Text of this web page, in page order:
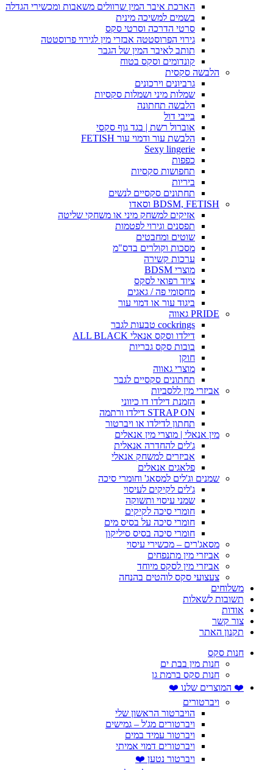
הארכת איבר המין שרוולים משאבות ומכשירי הגדלה
בשמים למשיכה מינית
סרטי הדרכה וסרטי סקס
גירוי הפרוסטטה אבזרי מין לגירוי פרוסטטה
תותב לאיבר המין של הגבר
קונדומים וסקס בטוח
הלבשה סקסית
גרביונים וירכונים
שמלות מיני ושמלות סקסיות
הלבשה תחתונה
בייבי דול
אוברול רשת | בגד גוף סקסי
הלבשת עור ודמוי עור FETISH
Sexy lingerie
כפפות
תחפושות סקסיות
ביריות
תחתונים סקסיים לנשים
BDSM, FETISH וסאדו
אזיקים למשחק מיני או משחקי שליטה
תפסנים וגירוי לפטמות
שוטים ומחבטים
מסכות וקולרים בדס"מ
ערכות קשירה
מוצרי BDSM
ציוד רפואי לסקס
מחסומי פה / גאגים
ביגוד עור או דמוי עור
PRIDE גאווה
cockrings טבעות לגבר
דילדו וסקס אנאלי ALL BLACK
בובות סקס גבריות
חוקן
מוצרי גאווה
תחתונים סקסיים לגבר
אביזרי מין ללסביות
הזמנת דילדו דו כיווני
STRAP ON דילדו ורתמה
תחתון לדילדו או ויברטור
מין אנאלי | מוצרי מין אנאלים
ג'לים להחדרה אנאלית
אביזרים למשחק אנאלי
פלאגים אנאלים
שמנים וג'לים למסאג' וחומרי סיכה
ג'לים לקיקים לעיסוי
שמני עיסוי ותשוקה
חומרי סיכה לקיקים
חומרי סיכה על בסיס מים
חומרי סיכה בסיס סיליקון
מסאג'רים – מכשירי עיסוי
אביזרי מין מתנפחים
אביזרי מין לסקס מיוחד
צעצועי סקס לוהטים בהנחה
משלוחים
תשובות לשאלות
אודות
צור קשר
תקנון האתר
חנות סקס
חנות מין בבת ים
חנות סקס ברמת גן
❤️ המוצרים שלנו ❤️
ויברטורים
הויברטור הראשון שלי
ויברטורים מג'ל – גמישים
ויברטור עמיד במים
ויברטורים דמוי אמיתי
ויברטור נטען ❤️